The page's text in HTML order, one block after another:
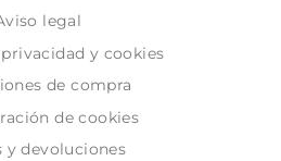
legal
y cookies
de compra
de cookies
y devoluciones